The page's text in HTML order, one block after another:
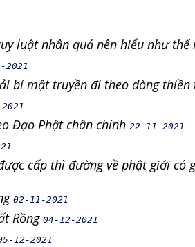
luật nhân quả nên hiểu như thế
2021
bí mật truyền đi theo dòng thiền
Đạo Phật chân chính 22-11-2021
cấp thì đường về phật giới có
02-11-2021
Rồng 04-12-2021
12-2021